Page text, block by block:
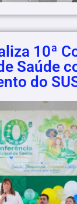
10ª
Saúde
do